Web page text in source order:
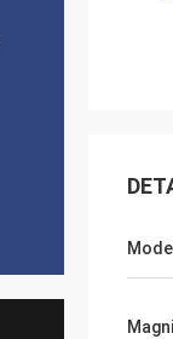
Model